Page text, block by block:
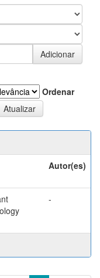
Ordenar
Autor(es)
-